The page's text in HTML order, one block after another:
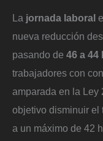
La jornada laboral
nueva reducción
pasando de 46 a 44
trabajadores con
amparada en la Ley
objetivo disminuir el
a un máximo de 42